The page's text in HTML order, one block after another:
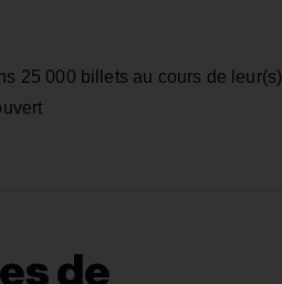
25 000 billets au cours de leur(s)
de